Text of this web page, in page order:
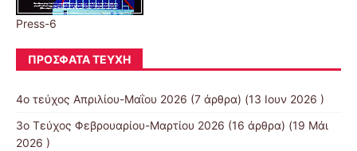
Press-6
ΠΡΌΣΦΑΤΑ ΤΕΎΧΗ
4ο τεύχος Απριλίου-Μαΐου 2026 (7 άρθρα) (13 Ιουν 2026 )
3ο Τεύχος Φεβρουαρίου-Μαρτίου 2026 (16 άρθρα) (19 Μάι
2026 )